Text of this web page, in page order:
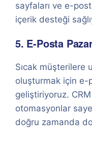
sayfaları ve e-
içerik desteği
5. E-Posta
Sıcak müşterilere
oluşturmak için e-
geliştiriyoruz.
otomasyonlar
doğru zamanda